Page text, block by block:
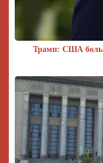
Трамп: США